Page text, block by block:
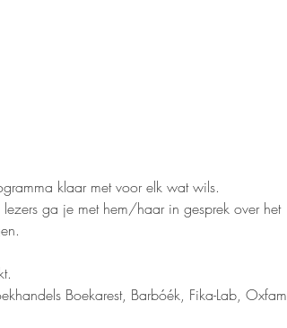
klaar met voor elk wat wils.
ga je met hem/haar in gesprek over het
Boekarest, Barbóék, Fika-Lab, Oxfam